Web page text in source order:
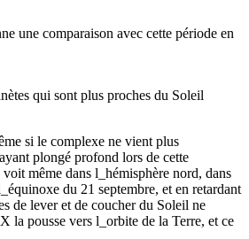
une comparaison avec cette période en
qui sont plus proches du Soleil
si le complexe ne vient plus
plongé profond lors de cette
même dans l_hémisphère nord, dans
du 21 septembre, et en retardant
de lever et de coucher du Soleil ne
la pousse vers l_orbite de la Terre, et ce